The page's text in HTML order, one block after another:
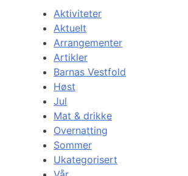
Aktiviteter
Aktuelt
Arrangementer
Artikler
Barnas Vestfold
Høst
Jul
Mat & drikke
Overnatting
Sommer
Ukategorisert